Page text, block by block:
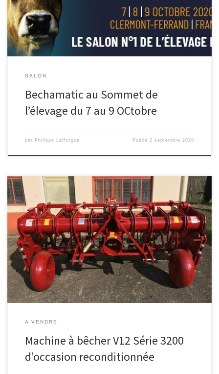
SALON
Bechamatic au Sommet de
l’élevage du 7 au 9 OCtobre
par Philippe Lafforgue Publié 2 septembre 2020
Machine à bêcher V12 Série 3200 d’occasion reconditionnée.
Toutes nos occasions
A VENDRE
Machine à bêcher V12 Série 3200
d’occasion reconditionnée